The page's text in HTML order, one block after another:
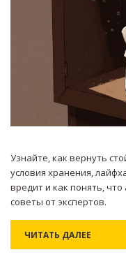
Узнайте, как вернуть
условия хранения,
вредит и как понять,
советы от экспертов.
ЧИТАТЬ ДАЛЕЕ